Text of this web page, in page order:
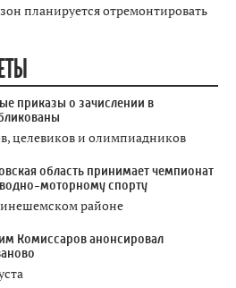
планируется отремонтировать
приказы о зачислении в
целевиков и олимпиадников
область принимает чемпионат
моторному спорту
районе
Комиссаров анонсировал